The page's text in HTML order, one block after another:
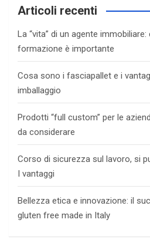
Articoli recenti
La “vita” di un agente
formazione è importante
Cosa sono i fasciapallet e i
imballaggio
Prodotti “full custom” per le
da considerare
Corso di sicurezza sul lavoro, si
I vantaggi
Bellezza etica e innovazione: il
gluten free made in Italy